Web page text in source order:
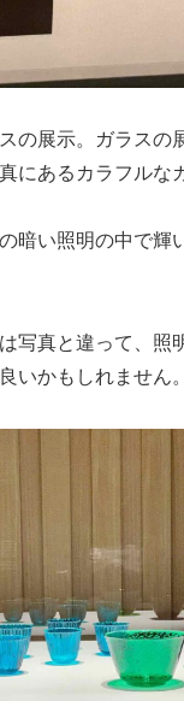
の展示。ガラスの
にあるカラフルな
暗い照明の中で輝
写真と違って、照
いかもしれません。